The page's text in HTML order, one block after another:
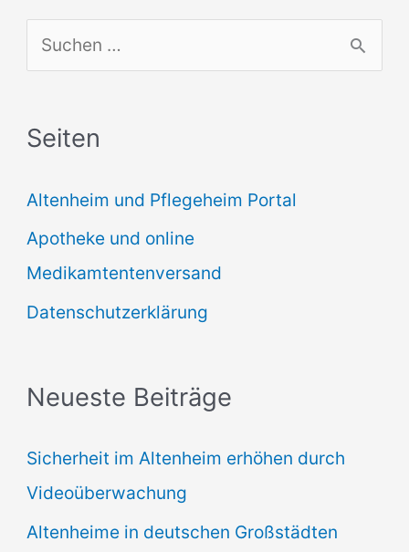
u
h
n
n
a
c
Seiten
Altenheim und Pflegeheim Portal
Apotheke und online
Medikamtentenversand
Datenschutzerklärung
Neueste Beiträge
Sicherheit im Altenheim erhöhen durch
Videoüberwachung
Altenheime in deutschen Großstädten